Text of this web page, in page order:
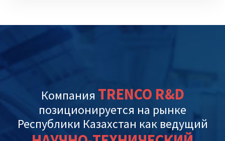
Компания TRENCO R&D
позиционируется на рынке
Республики Казахстан как ведущий